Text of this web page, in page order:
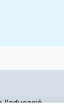
l'educació